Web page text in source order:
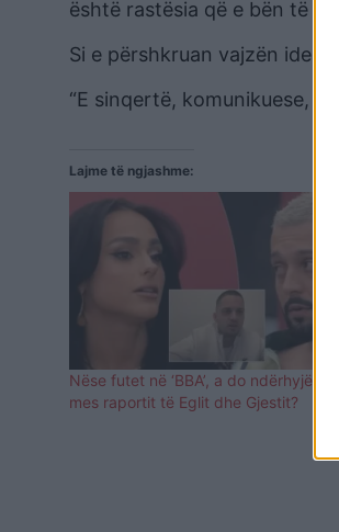
është rastësia që e bën të
Si e përshkruan vajzën ideale?
“E sinqertë, komunikuese,
Lajme të ngjashme:
Nëse futet në ‘BBA’, a do ndërhyjë
mes raportit të Eglit dhe Gjestit?